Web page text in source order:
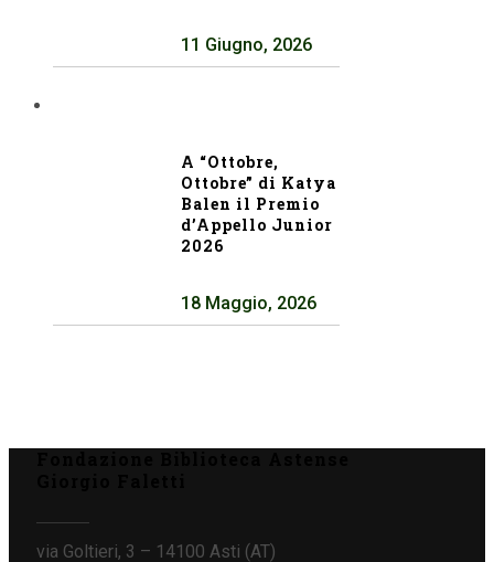
11 Giugno, 2026
A “Ottobre,
Ottobre” di Katya
Balen il Premio
d’Appello Junior
2026
18 Maggio, 2026
via Goltieri, 3 – 14100 Asti (AT)